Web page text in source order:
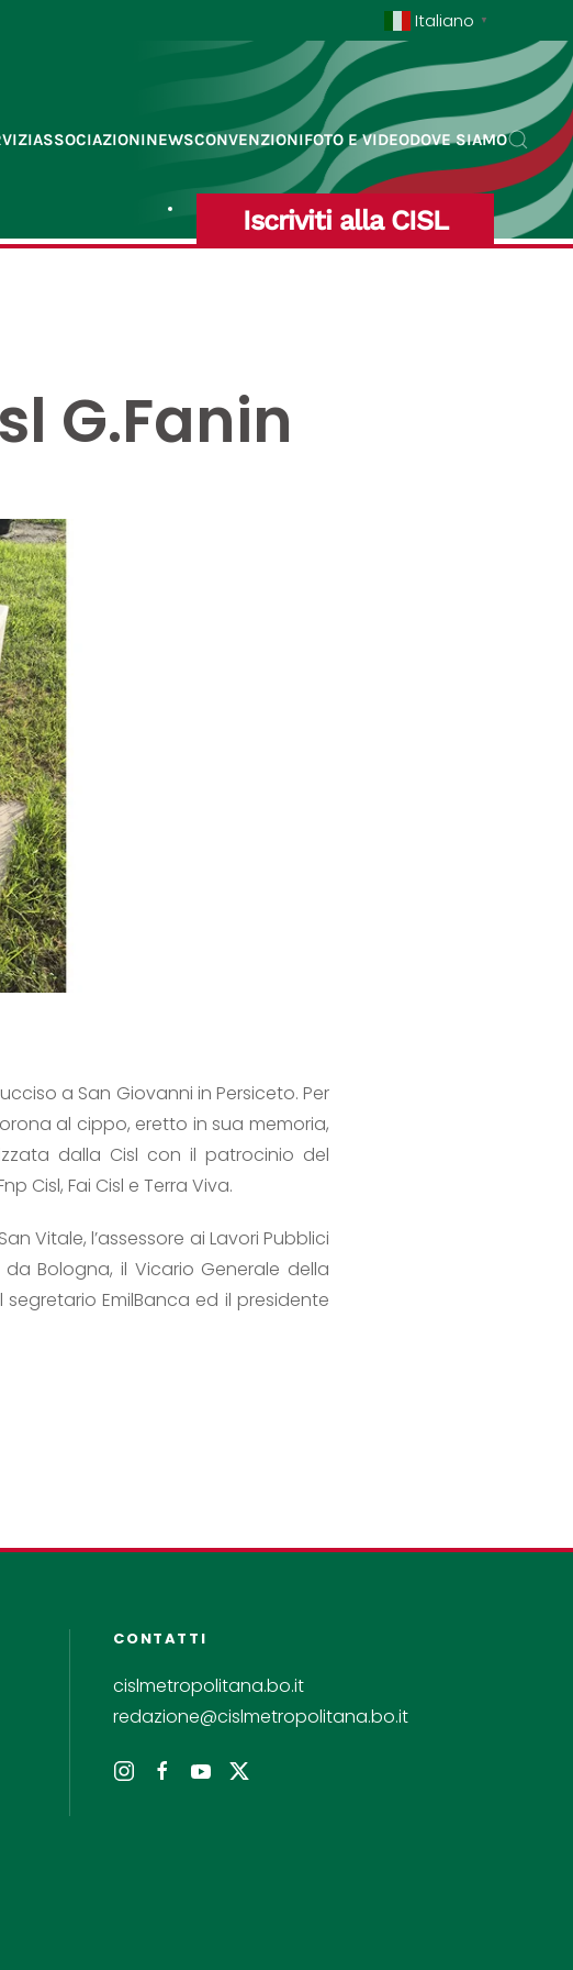
Italiano ▼
ASSOCIAZIONINEWSCONVENZIONIFOTO E VIDEODOVE SIAMO
Iscriviti alla CISL
G.Fanin
a San Giovanni in Persiceto. Per
al cippo, eretto in sua memoria,
dalla Cisl con il patrocinio del
Cisl, Fai Cisl e Terra Viva.
Vitale, l’assessore ai Lavori Pubblici
Bologna, il Vicario Generale della
segretario EmilBanca ed il presidente
CONTATTI
cislmetropolitana.bo.it
redazione@cislmetropolitana.bo.it